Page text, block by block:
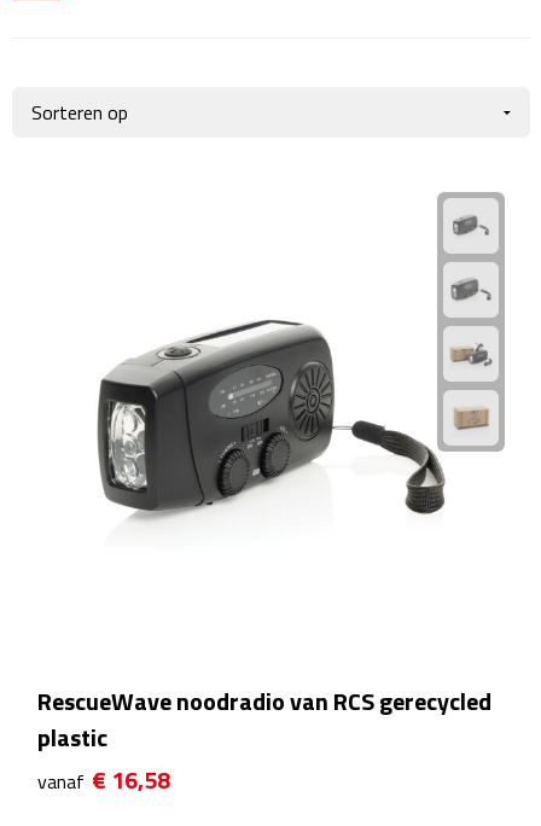
Reistassen & Trolleys
Reistassen
Duffeltassen
Autotassen
RescueWave noodradio van RCS gerecycled
plastic
vanaf € 16,58